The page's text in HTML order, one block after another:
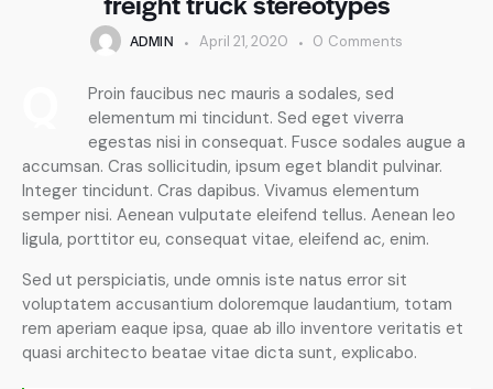
ADMIN April 21, 2020 0 Comments
Proin faucibus nec mauris a sodales, sed
elementum mi tincidunt. Sed eget viverra
egestas nisi in consequat. Fusce sodales augue a
accumsan. Cras sollicitudin, ipsum eget blandit pulvinar.
Integer tincidunt. Cras dapibus. Vivamus elementum
semper nisi. Aenean vulputate eleifend tellus. Aenean leo
ligula, porttitor eu, consequat vitae, eleifend ac, enim.
Sed ut perspiciatis, unde omnis iste natus error sit
voluptatem accusantium doloremque laudantium, totam
rem aperiam eaque ipsa, quae ab illo inventore veritatis et
quasi architecto beatae vitae dicta sunt, explicabo.